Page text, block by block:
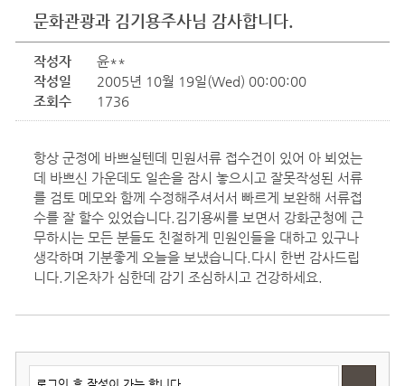
문화관광과 김기용주사님 감사합니다.
작성자
윤**
작성일
2005년 10월 19일(Wed) 00:00:00
조회수
1736
항상 군정에 바쁘실텐데 민원서류 접수건이 있어 아 뵈었는
데 바쁘신 가운데도 일손을 잠시 놓으시고 잘못작성된 서류
를 검토 메모와 함께 수정해주셔서서 빠르게 보완해 서류접
수를 잘 할수 있었습니다.김기용씨를 보면서 강화군청에 근
무하시는 모든 분들도 친절하게 민원인들을 대하고 있구나
생각하며 기분좋게 오늘을 보냈습니다.다시 한번 감사드립
니다.기온차가 심한데 감기 조심하시고 건강하세요.